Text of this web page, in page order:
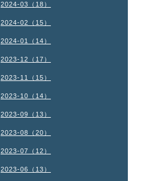
2024-03（18）
2024-02（15）
2024-01（14）
2023-12（17）
2023-11（15）
2023-10（14）
2023-09（13）
2023-08（20）
2023-07（12）
2023-06（13）